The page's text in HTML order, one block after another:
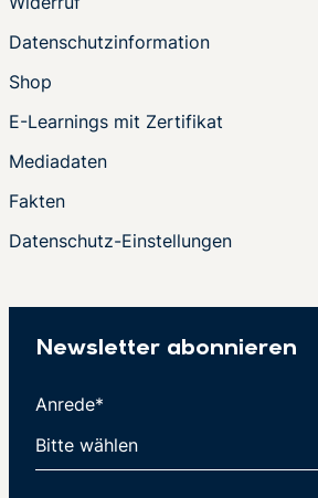
Datenschutzinformation
Shop
E-Learnings mit Zertifikat
Mediadaten
Fakten
Datenschutz-Einstellungen
Newsletter abonnieren
Anrede*